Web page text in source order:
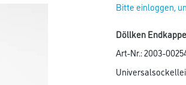
Bitte einloggen,
Döllken
Art-Nr.:2003-